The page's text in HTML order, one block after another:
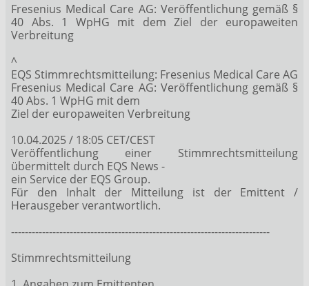
Fresenius Medical Care AG: Veröffentlichung gemäß §
40 Abs. 1 WpHG mit dem Ziel der europaweiten
Verbreitung
^
EQS Stimmrechtsmitteilung: Fresenius Medical Care AG
Fresenius Medical Care AG: Veröffentlichung gemäß §
40 Abs. 1 WpHG mit dem
Ziel der europaweiten Verbreitung
10.04.2025 / 18:05 CET/CEST
Veröffentlichung einer Stimmrechtsmitteilung
übermittelt durch EQS News -
ein Service der EQS Group.
Für den Inhalt der Mitteilung ist der Emittent /
Herausgeber verantwortlich.
---------------------------------------------------------------------------
Stimmrechtsmitteilung